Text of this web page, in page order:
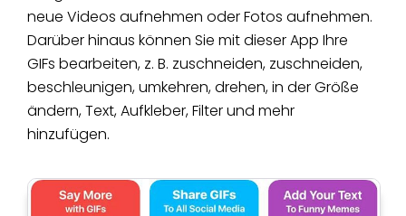
neue Videos aufnehmen oder Fotos aufnehmen.
Darüber hinaus können Sie mit dieser App Ihre
GIFs bearbeiten, z. B. zuschneiden, zuschneiden,
beschleunigen, umkehren, drehen, in der Größe
ändern, Text, Aufkleber, Filter und mehr
hinzufügen.